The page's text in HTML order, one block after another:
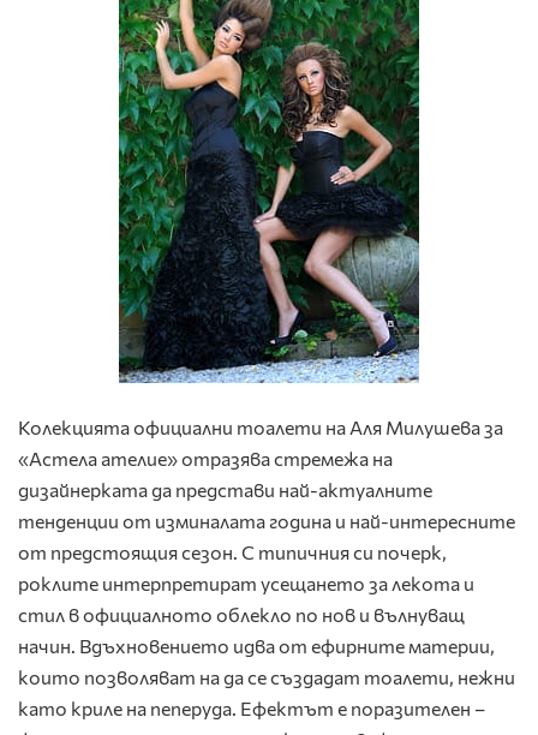
Колекцията официални тоалети на Аля Милушева за
«Астела ателие» отразява стремежа на
дизайнерката да представи най-актуалните
тенденции от изминалата година и най-интересните
от предстоящия сезон. С типичния си почерк,
роклите интерпретират усещането за лекота и
стил в официалното облекло по нов и вълнуващ
начин. Вдъхновението идва от ефирните материи,
които позволяват на да се създадат тоалети, нежни
като криле на пеперуда. Ефектът е поразителен –